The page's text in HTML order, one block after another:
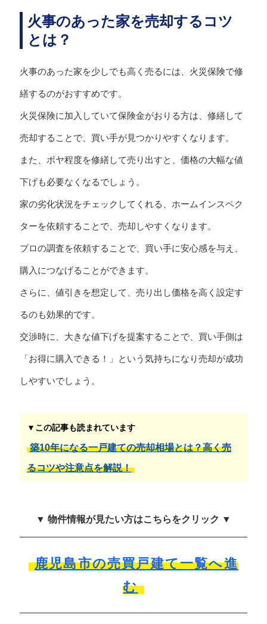
火事のあった家を売却するコツ
とは？
火事のあった家を少しでも高く売るには、火災保険で修
繕するのがおすすめです。
火災保険に加入していて保険金がおりる方は、修繕して
売却することで、買い手が見つかりやすくなります。
また、ボヤ程度を修繕して売り出すと、価格の大幅な値
下げも必要なくなるでしょう。
家の劣化状況をチェックしてくれる、ホームインスペク
ターを依頼することで、売却しやすくなります。
プロの調査を依頼することで、買い手に安心感を与え、
購入につなげることができます。
さらに、値引きを想定して、売り出し価格を高く設定す
るのも効果的です。
交渉時に、大きな値下げを提案することで、買い手側は
「お得に購入できる！」という気持ちになり売却が成功
しやすいでしょう。
▼この記事も読まれています
築10年になる一戸建ての売却相場とは？高く売
るコツや注意点を解説！
▼ 物件情報が見たい方はこちらをクリック ▼
鹿児島市の売買戸建て一覧へ進
む